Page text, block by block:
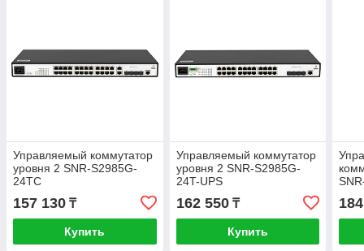
Управляемый коммутатор
уровня 2 SNR-S2985G-
24TC
157 130 ₸
Купить
Управляемый коммутатор
уровня 2 SNR-S2985G-
24T-UPS
162 550₸
Купить